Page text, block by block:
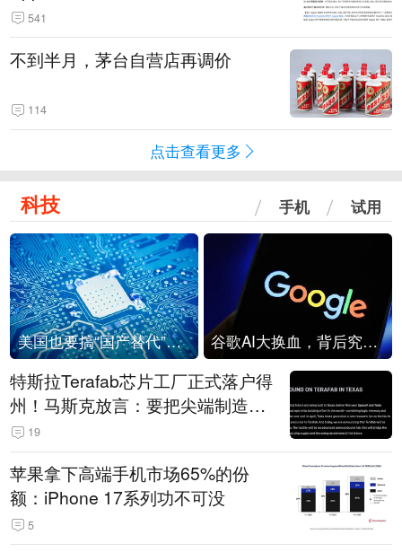
541
不到半月，茅台自营店再调价
114
点击查看更多
科技 手机 试用
美国也要搞“国产替代”？先算清三笔账 谷歌AI大换血，背后究竟发生了什么？
特斯拉Terafab芯片工厂正式落户得
州！马斯克放言：要把尖端制造带
回美国
19
苹果拿下高端手机市场65%的份
额：iPhone 17系列功不可没
5